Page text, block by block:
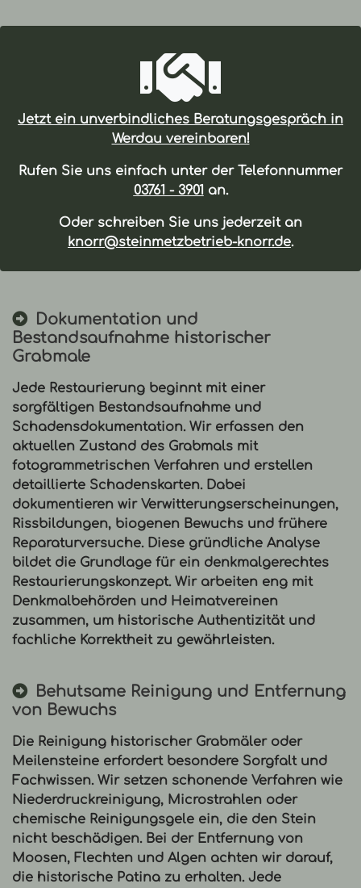
Jetzt ein unverbindliches Beratungsgespräch in
Werdau vereinbaren!
Rufen Sie uns einfach unter der Telefonnummer
03761 - 3901 an.
Oder schreiben Sie uns jederzeit an
knorr@steinmetzbetrieb-knorr.de.
Dokumentation und
Bestandsaufnahme historischer
Grabmale
Jede Restaurierung beginnt mit einer
sorgfältigen Bestandsaufnahme und
Schadensdokumentation. Wir erfassen den
aktuellen Zustand des Grabmals mit
fotogrammetrischen Verfahren und erstellen
detaillierte Schadenskarten. Dabei
dokumentieren wir Verwitterungserscheinungen,
Rissbildungen, biogenen Bewuchs und frühere
Reparaturversuche. Diese gründliche Analyse
bildet die Grundlage für ein denkmalgerechtes
Restaurierungskonzept. Wir arbeiten eng mit
Denkmalbehörden und Heimatvereinen
zusammen, um historische Authentizität und
fachliche Korrektheit zu gewährleisten.
Behutsame Reinigung und Entfernung
von Bewuchs
Die Reinigung historischer Grabmäler oder
Meilensteine erfordert besondere Sorgfalt und
Fachwissen. Wir setzen schonende Verfahren wie
Niederdruckreinigung, Microstrahlen oder
chemische Reinigungsgele ein, die den Stein
nicht beschädigen. Bei der Entfernung von
Moosen, Flechten und Algen achten wir darauf,
die historische Patina zu erhalten. Jede